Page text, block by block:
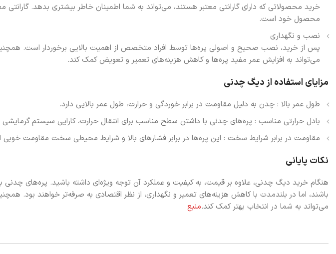
خرید محصولاتی که دارای گارانتی معتبر هستند، می‌تواند به شما اطمینان خاطر بیشتری بدهد. گارانتی
محصول خود است.
نصب و نگهداری
پس از خرید، نصب صحیح و اصولی پره‌ها توسط افراد متخصص از اهمیت بالایی برخوردار است.
می‌تواند به افزایش عمر مفید پره‌ها و کاهش هزینه‌های تعمیر و تعویض کمک کند.
مزایای استفاده از دیگ چدنی
طول عمر بالا : چدن به دلیل مقاومت در برابر خوردگی و حرارت، طول عمر بالایی دارد.
بادل حرارتی مناسب : پره‌های چدنی با داشتن سطح مناسب برای انتقال حرارت، کارایی سیستم گرمایشی
مقاومت در برابر شرایط سخت : این پره‌ها در برابر فشارهای بالا و شرایط محیطی سخت مقاومت
نکات پایانی
هنگام خرید دیگ چدنی، علاوه بر قیمت، به کیفیت و عملکرد آن توجه ویژه‌ای داشته باشید. پره‌های
باشند، اما در بلندمدت با کاهش هزینه‌های تعمیر و نگهداری، از نظر اقتصادی به صرفه‌تر خواهند بود.
می‌تواند به شما در انتخاب بهتر کمک کند.منبع